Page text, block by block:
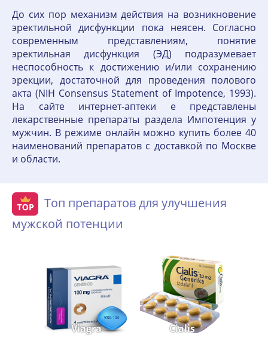
До сих пор механизм действия на возникновение
эректильной дисфункции пока неясен. Согласно
современным представлениям, понятие
эректильная дисфункция (ЭД) подразумевает
неспособность к достижению и/или сохранению
эрекции, достаточной для проведения полового
акта (NIH Consensus Statement of Impotence, 1993).
На сайте интернет-аптеки е представлены
лекарственные препараты раздела Импотенция у
мужчин. В режиме онлайн можно купить более 40
наименований препаратов с доставкой по Москве
и области.
Топ препаратов для улучшения
мужской потенции
Viagra Cialis